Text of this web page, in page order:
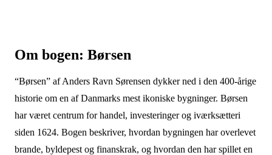
Om bogen: Børsen
“Børsen” af Anders Ravn Sørensen dykker ned i den 400-årige
historie om en af Danmarks mest ikoniske bygninger. Børsen
har været centrum for handel, investeringer og iværksætteri
siden 1624. Bogen beskriver, hvordan bygningen har overlevet
brande, byldepest og finanskrak, og hvordan den har spillet en